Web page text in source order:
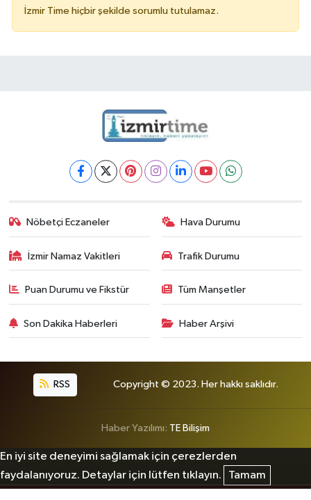
İzmir Time hiçbir şekilde sorumlu tutulamaz.
Nöbetçi Eczaneler Hava Durumu
İzmir Namaz Vakitleri Trafik Durumu
Puan Durumu ve Fikstür Tüm Manşetler
Son Dakika Haberleri Haber Arşivi
RSS Copyright © 2023. Her hakkı saklıdır.
Haber Yazılımı: TE Bilişim
En iyi site deneyimi sağlamak için çerezlerden
faydalanıyoruz. Detaylar için lütfen tıklayın.
Tamam